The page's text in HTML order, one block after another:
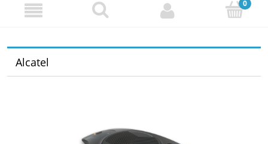
Alcatel